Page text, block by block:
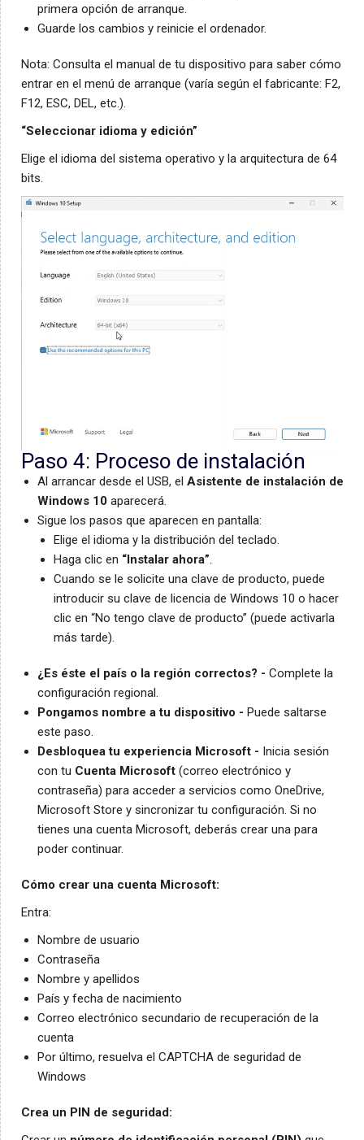
primera opción de arranque.
Guarde los cambios y reinicie el ordenador.
Nota: Consulta el manual de tu dispositivo para saber cómo
entrar en el menú de arranque (varía según el fabricante: F2,
F12, ESC, DEL, etc.).
“Seleccionar idioma y edición”
Elige el idioma del sistema operativo y la arquitectura de 64
bits.
Paso 4: Proceso de instalación
Al arrancar desde el USB, el Asistente de instalación de
Windows 10 aparecerá.
Sigue los pasos que aparecen en pantalla:
Elige el idioma y la distribución del teclado.
Haga clic en “Instalar ahora”.
Cuando se le solicite una clave de producto, puede
introducir su clave de licencia de Windows 10 o hacer
clic en “No tengo clave de producto” (puede activarla
más tarde).
¿Es éste el país o la región correctos? - Complete la
configuración regional.
Pongamos nombre a tu dispositivo - Puede saltarse
este paso.
Desbloquea tu experiencia Microsoft - Inicia sesión
con tu Cuenta Microsoft (correo electrónico y
contraseña) para acceder a servicios como OneDrive,
Microsoft Store y sincronizar tu configuración. Si no
tienes una cuenta Microsoft, deberás crear una para
poder continuar.
Cómo crear una cuenta Microsoft:
Entra:
Nombre de usuario
Contraseña
Nombre y apellidos
País y fecha de nacimiento
Correo electrónico secundario de recuperación de la
cuenta
Por último, resuelva el CAPTCHA de seguridad de
Windows
Crea un PIN de seguridad: